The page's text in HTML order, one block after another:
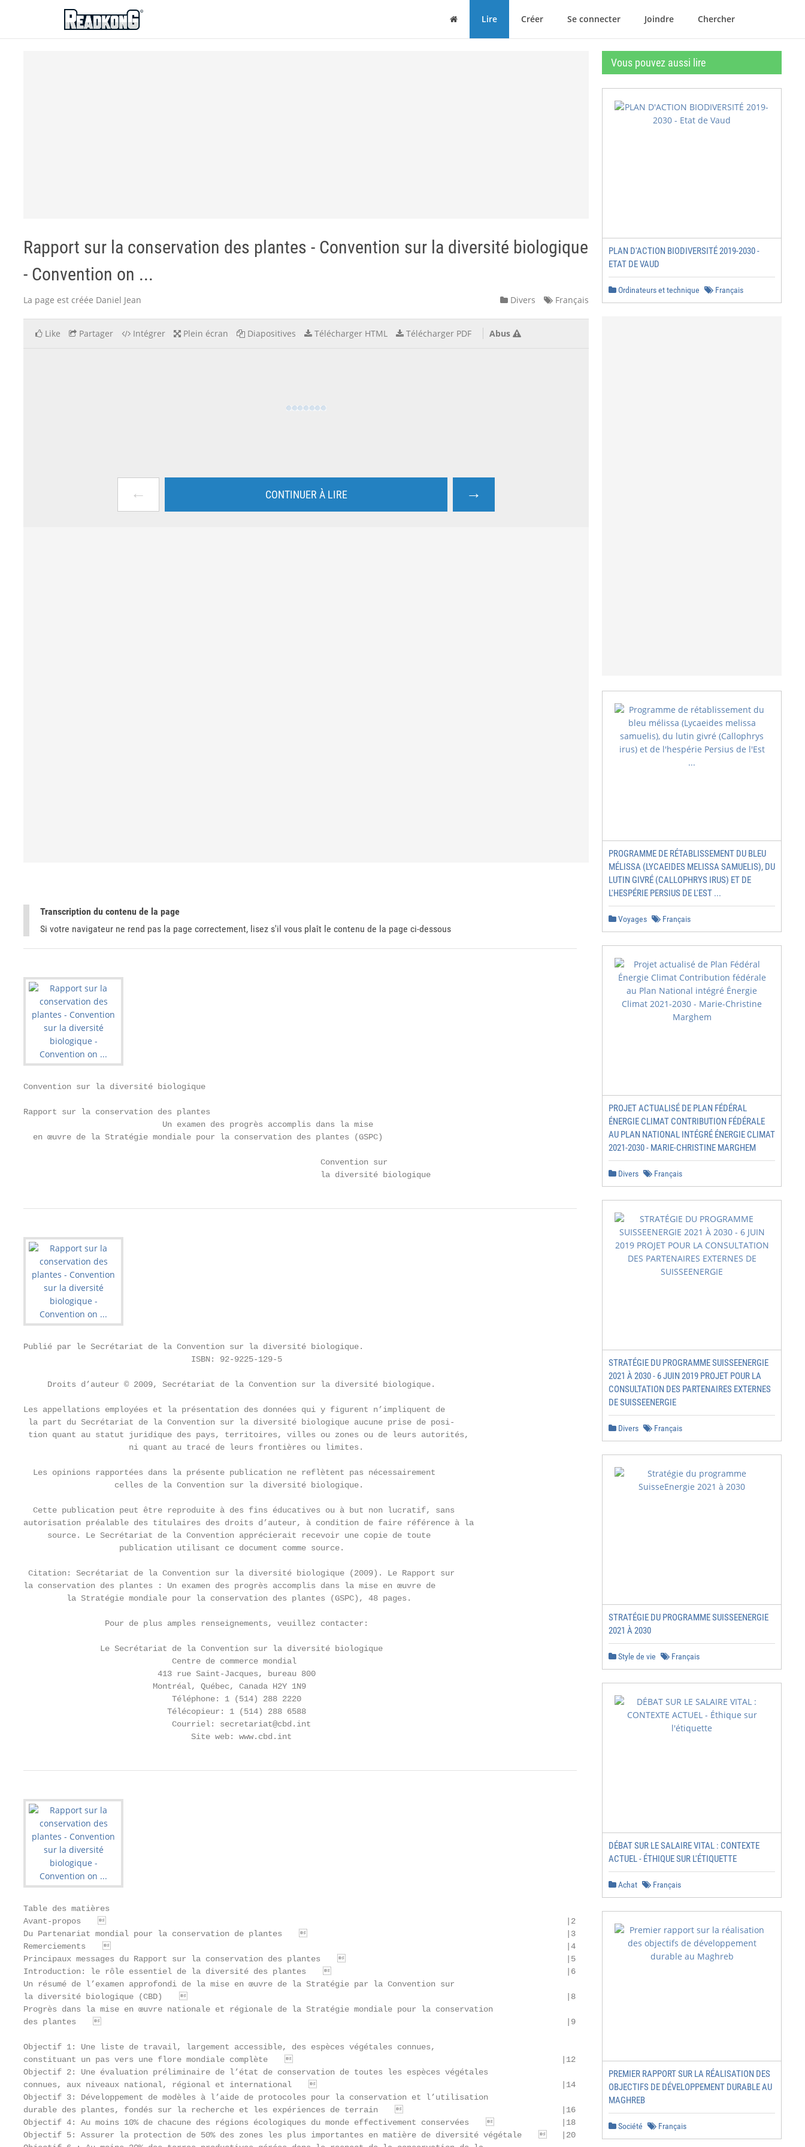
ReadkonG
MaisonLire Créer Se connecter Joindre Chercher
Rapport sur la conservation des plantes - Convention sur la diversité biologique
- Convention on ...
La page est créée Daniel Jean Divers Français
Like Partager Intégrer Plein écran Diapositives Télécharger HTML Télécharger PDF Abus
← CONTINUER À LIRE →
Transcription du contenu de la page
Si votre navigateur ne rend pas la page correctement, lisez s'il vous plaît le contenu de la page ci-dessous
Convention sur la diversité biologique
Rapport sur la conservation des plantes
                             Un examen des progrès accomplis dans la mise
  en œuvre de la Stratégie mondiale pour la conservation des plantes (GSPC)
                                                              Convention sur
                                                              la diversité biologique
Publié par le Secrétariat de la Convention sur la diversité biologique.
                                   ISBN: 92-9225-129-5
     Droits d’auteur © 2009, Secrétariat de la Convention sur la diversité biologique.
Les appellations employées et la présentation des données qui y figurent n’impliquent de
la part du Secrétariat de la Convention sur la diversité biologique aucune prise de posi-
tion quant au statut juridique des pays, territoires, villes ou zones ou de leurs autorités,
                      ni quant au tracé de leurs frontières ou limites.
  Les opinions rapportées dans la présente publication ne reflètent pas nécessairement
                   celles de la Convention sur la diversité biologique.
  Cette publication peut être reproduite à des fins éducatives ou à but non lucratif, sans
autorisation préalable des titulaires des droits d’auteur, à condition de faire référence à la
     source. Le Secrétariat de la Convention apprécierait recevoir une copie de toute
                    publication utilisant ce document comme source.
Citation: Secrétariat de la Convention sur la diversité biologique (2009). Le Rapport sur
la conservation des plantes : Un examen des progrès accomplis dans la mise en œuvre de
         la Stratégie mondiale pour la conservation des plantes (GSPC), 48 pages.
                 Pour de plus amples renseignements, veuillez contacter:
                Le Secrétariat de la Convention sur la diversité biologique
                               Centre de commerce mondial
                            413 rue Saint-Jacques, bureau 800
                           Montréal, Québec, Canada H2Y 1N9
                               Téléphone: 1 (514) 288 2220
                              Télécopieur: 1 (514) 288 6588
                               Courriel: secretariat@cbd.int
                                   Site web: www.cbd.int
Table des matières
Avant-propos                                                                                                  |2
Du Partenariat mondial pour la conservation de plantes                                                        |3
Remerciements                                                                                                 |4
Principaux messages du Rapport sur la conservation des plantes                                                |5
Introduction: le rôle essentiel de la diversité des plantes                                                   |6
Un résumé de l’examen approfondi de la mise en œuvre de la Stratégie par la Convention sur
la diversité biologique (CBD)                                                                                 |8
Progrès dans la mise en œuvre nationale et régionale de la Stratégie mondiale pour la conservation
des plantes                                                                                                   |9
Objectif 1: Une liste de travail, largement accessible, des espèces végétales connues,
constituant un pas vers une flore mondiale complète                                                          |12
Objectif 2: Une évaluation préliminaire de l’état de conservation de toutes les espèces végétales
connues, aux niveaux national, régional et international                                                     |14
Objectif 3: Développement de modèles à l’aide de protocoles pour la conservation et l’utilisation
durable des plantes, fondés sur la recherche et les expériences de terrain                                   |16
Objectif 4: Au moins 10% de chacune des régions écologiques du monde effectivement conservées                |18
Objectif 5: Assurer la protection de 50% des zones les plus importantes en matière de diversité végétale     |20
Vous pouvez aussi lire
PLAN D'ACTION BIODIVERSITÉ 2019-2030 -
ETAT DE VAUD
Ordinateurs et technique Français
PROGRAMME DE RÉTABLISSEMENT DU BLEU
MÉLISSA (LYCAEIDES MELISSA SAMUELIS), DU
LUTIN GIVRÉ (CALLOPHRYS IRUS) ET DE
L'HESPÉRIE PERSIUS DE L'EST ...
Voyages Français
PROJET ACTUALISÉ DE PLAN FÉDÉRAL
ÉNERGIE CLIMAT CONTRIBUTION FÉDÉRALE
AU PLAN NATIONAL INTÉGRÉ ÉNERGIE CLIMAT
2021-2030 - MARIE-CHRISTINE MARGHEM
Divers Français
STRATÉGIE DU PROGRAMME SUISSEENERGIE
2021 À 2030 - 6 JUIN 2019 PROJET POUR LA
CONSULTATION DES PARTENAIRES EXTERNES
DE SUISSEENERGIE
Divers Français
STRATÉGIE DU PROGRAMME SUISSEENERGIE
2021 À 2030
Style de vie Français
DÉBAT SUR LE SALAIRE VITAL : CONTEXTE
ACTUEL - ÉTHIQUE SUR L'ÉTIQUETTE
Achat Français
PREMIER RAPPORT SUR LA RÉALISATION DES
OBJECTIFS DE DÉVELOPPEMENT DURABLE AU
MAGHREB
Société Français